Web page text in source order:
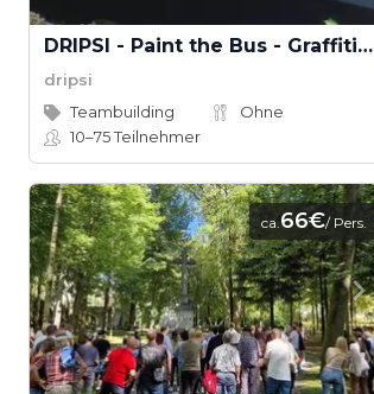
DRIPSI - Paint the Bus - Graffitiworkshop
dripsi
Teambuilding
Ohne
10–75Teilnehmer
ca.66€/ Pers.